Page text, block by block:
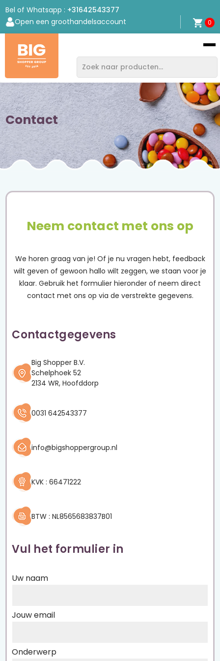
Bel of Whatsapp : +31642543377
Open een groothandelsaccount
0
Bigshopper
Group
Contact
Neem contact met ons op
We horen graag van je! Of je nu vragen hebt, feedback
wilt geven of gewoon hallo wilt zeggen, we staan voor je
klaar. Gebruik het formulier hieronder of neem direct
contact met ons op via de verstrekte gegevens.
Contactgegevens
Big Shopper B.V.
Schelphoek 52
2134 WR, Hoofddorp
0031 642543377
info@bigshoppergroup.nl
KVK : 66471222
BTW : NL8565683837B01
Vul het formulier in
Uw naam
Jouw email
Onderwerp